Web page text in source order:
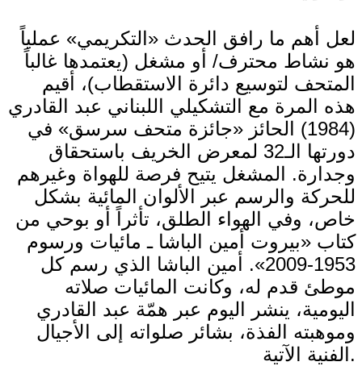
لعل أهم ما رافق الحدث «التكريمي» عملياً
هو نشاط محترف/ أو مشغل (يعتمدها غالباً
المتحف لتوسيع دائرة الاستقطاب)، أقيم
هذه المرة مع التشكيلي اللبناني عبد القادري
(1984) الحائز «جائزة متحف سرسق» في
دورتها الـ32 لمعرض الخريف باستحقاق
وجدارة. المشغل يتيح فرصة للهواة وغيرهم
للحركة والرسم عبر الألوان المائية بشكل
خاص، وفي الهواء الطلق، تأثراً أو بوحي من
كتاب «بيروت أمين الباشا ـ مائيات ورسوم
1953-2009». أمين الباشا الذي رسم كل
موطئ قدم له، وكانت المائيات صلاته
اليومية، ينشر اليوم عبر همّة عبد القادري
وموهبته الفذة، بشائر صلواته إلى الأجيال
الفنية الآتية.